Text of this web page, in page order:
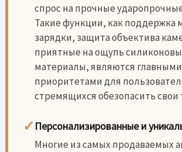
спрос на прочные
Такие функции, как поддержка
зарядки, защита объектива
приятные на ощупь
материалы, являются главными
приоритетами для
стремящихся обезопасить свои
✓ Персонализированные и
Многие из самых продаваемых